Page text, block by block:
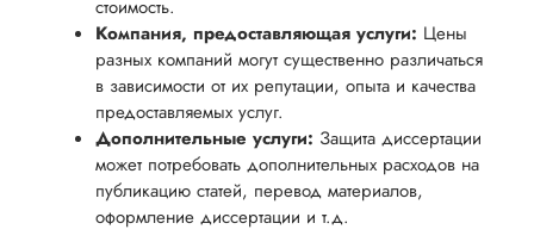
успешно
пройти
процесс
защиты
научной
работы.
разумные
сроки
после
утверждения
запроса
возврат.
стоимость.
Компания, предоставляющая услуги: Цены
разных компаний могут существенно различаться
в зависимости от их репутации, опыта и качества
предоставляемых услуг.
Дополнительные услуги: Защита диссертации
может потребовать дополнительных расходов на
публикацию статей, перевод материалов,
оформление диссертации и т.д.